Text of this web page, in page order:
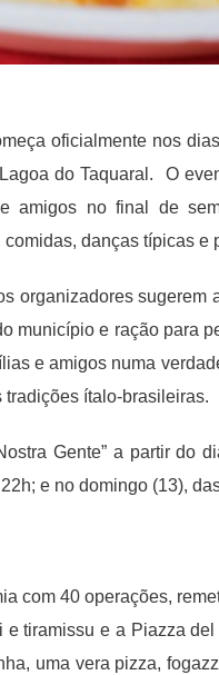
oficialmente nos
do Taquaral. O
amigos no final de
danças típicas e
organizadores
município e ração para
e amigos numa
ítalo-brasileiras.
Gente” a partir do
e no domingo (13),
com 40 operações,
tiramissu e a Piazza
uma vera pizza,